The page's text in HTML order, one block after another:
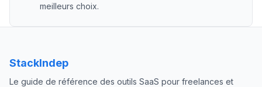
meilleurs choix.
StackIndep
Le guide de référence des outils SaaS pour freelances et